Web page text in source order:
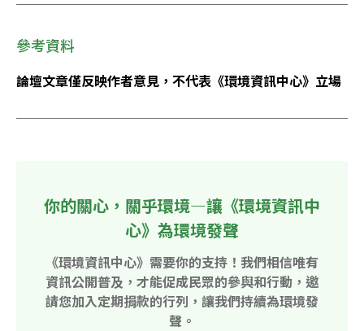
參考資料
論壇文章僅反映作者意見，不代表《環境資訊中心》立場
你的關心，關乎環境—讓《環境資訊中
心》為環境發聲
《環境資訊中心》需要你的支持！我們相信唯有
資訊公開普及，才能促成民眾的參與和行動，邀
請您加入定期捐款的行列，讓我們持續為環境發
聲。